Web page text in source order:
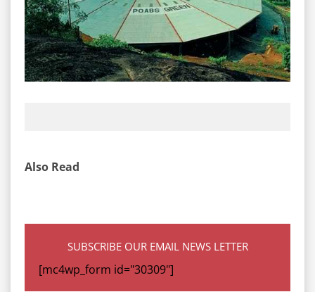
Also Read
SUBSCRIBE OUR EMAIL NEWS LETTER
[mc4wp_form id="30309"]